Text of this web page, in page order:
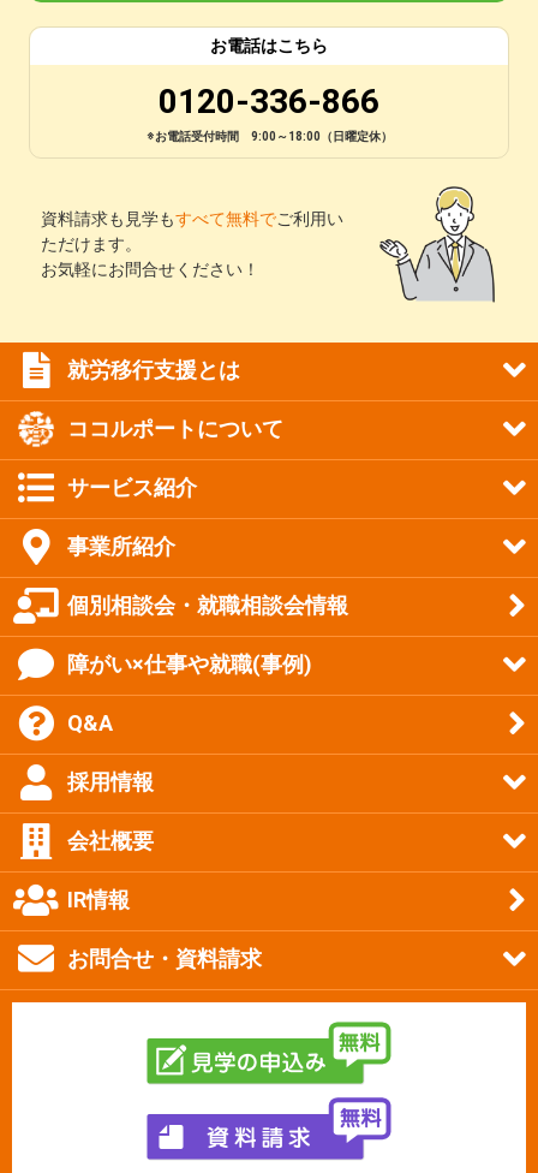
お電話はこちら
0120-336-866
※お電話受付時間 9:00～18:00（日曜定休）
資料請求も見学もすべて無料でご利用い
ただけます。
お気軽にお問合せください！
就労移行支援とは
ココルポートについて
サービス紹介
事業所紹介
個別相談会・就職相談会情報
障がい×仕事や就職(事例)
Q&A
採用情報
会社概要
IR情報
お問合せ・資料請求